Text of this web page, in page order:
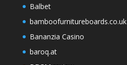
Balbet
bamboofurnitureboards.co.uk
Bananzia Casino
baroq.at